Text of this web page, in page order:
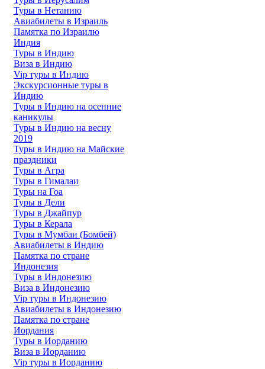
Туры в Нетанию
Авиабилеты в Израиль
Памятка по Израилю
Индия
Туры в Индию
Виза в Индию
Vip туры в Индию
Экскурсионные туры в
Индию
Туры в Индию на осенние
каникулы
Туры в Индию на весну
2019
Туры в Индию на Майские
праздники
Туры в Агра
Туры в Гималаи
Туры на Гоа
Туры в Дели
Туры в Джайпур
Туры в Керала
Туры в Мумбаи (Бомбей)
Авиабилеты в Индию
Памятка по стране
Индонезия
Туры в Индонезию
Виза в Индонезию
Vip туры в Индонезию
Авиабилеты в Индонезию
Памятка по стране
Иордания
Туры в Иорданию
Виза в Иорданию
Vip туры в Иорданию